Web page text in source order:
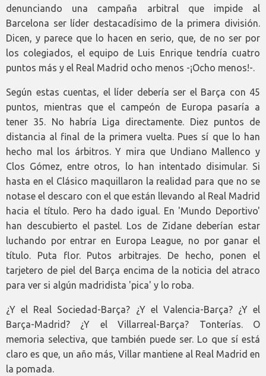
denunciando una campaña arbitral que impide al
Barcelona ser líder destacadísimo de la primera división.
Dicen, y parece que lo hacen en serio, que, de no ser por
los colegiados, el equipo de Luis Enrique tendría cuatro
puntos más y el Real Madrid ocho menos -¡Ocho menos!-.
Según estas cuentas, el líder debería ser el Barça con 45
puntos, mientras que el campeón de Europa pasaría a
tener 35. No habría Liga directamente. Diez puntos de
distancia al final de la primera vuelta. Pues sí que lo han
hecho mal los árbitros. Y mira que Undiano Mallenco y
Clos Gómez, entre otros, lo han intentado disimular. Si
hasta en el Clásico maquillaron la realidad para que no se
notase el descaro con el que están llevando al Real Madrid
hacia el título. Pero ha dado igual. En 'Mundo Deportivo'
han descubierto el pastel. Los de Zidane deberían estar
luchando por entrar en Europa League, no por ganar el
título. Puta flor. Putos arbitrajes. De hecho, ponen el
tarjetero de piel del Barça encima de la noticia del atraco
para ver si algún madridista 'pica' y lo roba.
¿Y el Real Sociedad-Barça? ¿Y el Valencia-Barça? ¿Y el
Barça-Madrid? ¿Y el Villarreal-Barça? Tonterías. O
memoria selectiva, que también puede ser. Lo que sí está
claro es que, un año más, Villar mantiene al Real Madrid en
la pomada.